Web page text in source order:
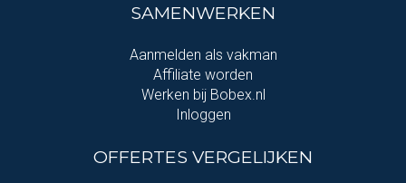
SAMENWERKEN
Aanmelden als vakman
Affiliate worden
Werken bij Bobex.nl
Inloggen
OFFERTES VERGELIJKEN